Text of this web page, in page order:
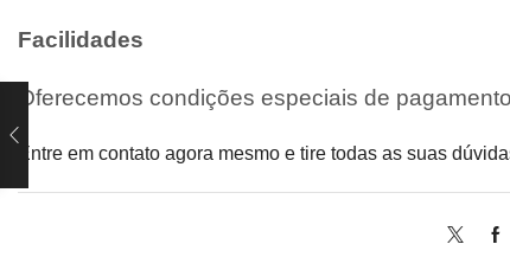
Facilidades
Oferecemos condições especiais de
Entre em contato agora mesmo e tire todas as suas